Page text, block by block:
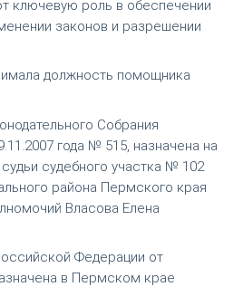
ключевую роль в обеспечении
законов и разрешении
должность помощника
Собрания
года № 515, назначена на
судебного участка № 102
района Пермского края
Власова Елена
Федерации от
в Пермском крае